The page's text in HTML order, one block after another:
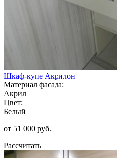
Шкаф-купе Акрилон
Материал фасада:
Акрил
Цвет:
Белый
от 51 000 руб.
Рассчитать